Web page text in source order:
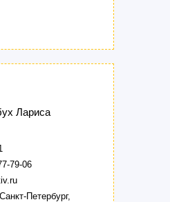
Лариса
79-06
Петербург,